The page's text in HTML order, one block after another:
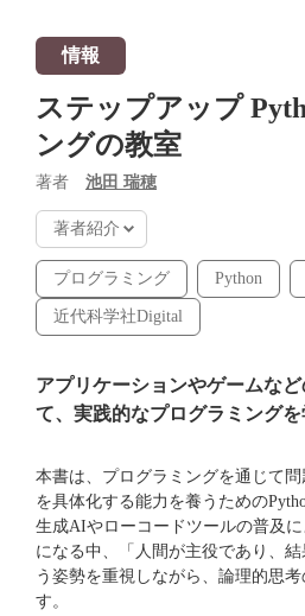
情報
ステップアップ
ングの教室
著者 池田 瑞穂
著者紹介
プログラミング Python
近代科学社Digital
アプリケーションやゲームな
て、実践的なプログラミングを
本書は、プログラミングを通じて
を具体化する能力を養うための
生成AIやローコードツールの普及
になる中、「人間が主役であり、
う姿勢を重視しながら、論理的思
す。